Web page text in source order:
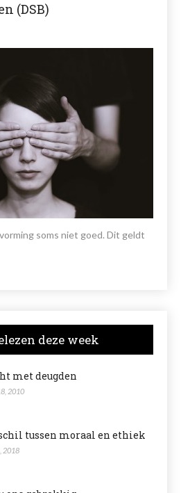
(DSB)
soms niet goed. Dit geldt
deze week
met deugden
2010
tussen moraal en ethiek
2018